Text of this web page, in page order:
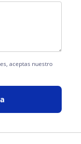
aceptas nuestro